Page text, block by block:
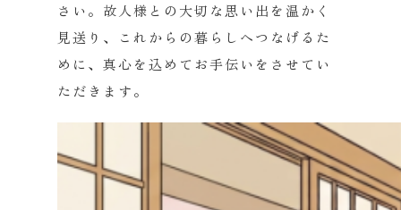
さい。故人様との大切な思い出を温かく
見送り、これからの暮らしへつなげるた
めに、真心を込めてお手伝いをさせてい
ただきます。